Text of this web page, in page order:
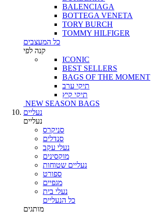
BALENCIAGA
BOTTEGA VENETA
TORY BURCH
TOMMY HILFIGER
כל המעצבים
קנה לפי
ICONIC
BEST SELLERS
BAGS OF THE MOMENT
תיקי ערב
תיקי קיץ
NEW SEASON BAGS
נעליים
נעליים
סניקרס
סנדלים
נעלי עקב
מוקסינים
נעליים שטוחות
ספורט
מגפיים
נעלי בית
כל הנעליים
מותגים